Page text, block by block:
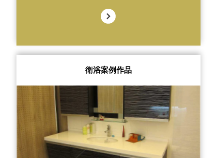
衛浴案例作品